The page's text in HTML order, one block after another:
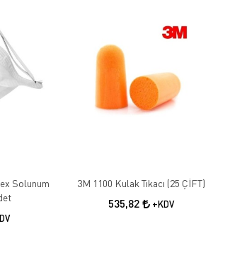
Solunum
3M 1100 Kulak Tıkacı (25 ÇİFT)
535,82 +KDV